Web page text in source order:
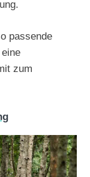
passende
zum